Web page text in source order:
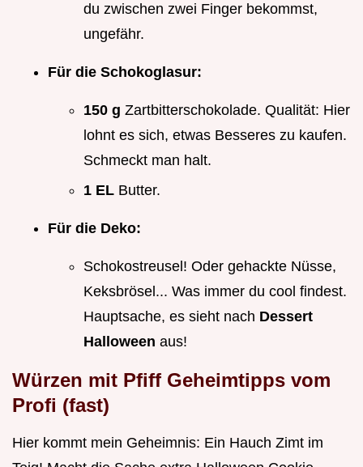
du zwischen zwei Finger bekommst,
ungefähr.
Für die Schokoglasur:
150 g Zartbitterschokolade. Qualität: Hier
lohnt es sich, etwas Besseres zu kaufen.
Schmeckt man halt.
1 EL Butter.
Für die Deko:
Schokostreusel! Oder gehackte Nüsse,
Keksbrösel... Was immer du cool findest.
Hauptsache, es sieht nach Dessert
Halloween aus!
Würzen mit Pfiff Geheimtipps vom
Profi (fast)
Hier kommt mein Geheimnis: Ein Hauch Zimt im